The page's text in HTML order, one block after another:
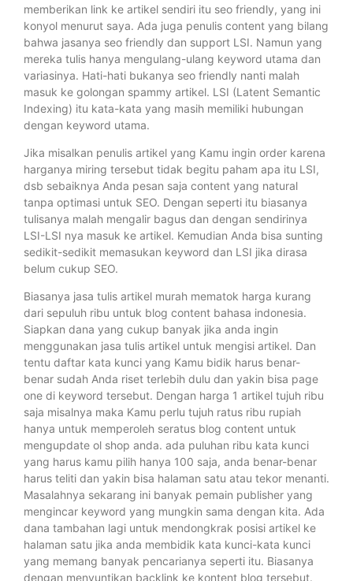
memberikan link ke artikel sendiri itu seo friendly, yang ini
konyol menurut saya. Ada juga penulis content yang bilang
bahwa jasanya seo friendly dan support LSI. Namun yang
mereka tulis hanya mengulang-ulang keyword utama dan
variasinya. Hati-hati bukanya seo friendly nanti malah
masuk ke golongan spammy artikel. LSI (Latent Semantic
Indexing) itu kata-kata yang masih memiliki hubungan
dengan keyword utama.
Jika misalkan penulis artikel yang Kamu ingin order karena
harganya miring tersebut tidak begitu paham apa itu LSI,
dsb sebaiknya Anda pesan saja content yang natural
tanpa optimasi untuk SEO. Dengan seperti itu biasanya
tulisanya malah mengalir bagus dan dengan sendirinya
LSI-LSI nya masuk ke artikel. Kemudian Anda bisa sunting
sedikit-sedikit memasukan keyword dan LSI jika dirasa
belum cukup SEO.
Biasanya jasa tulis artikel murah mematok harga kurang
dari sepuluh ribu untuk blog content bahasa indonesia.
Siapkan dana yang cukup banyak jika anda ingin
menggunakan jasa tulis artikel untuk mengisi artikel. Dan
tentu daftar kata kunci yang Kamu bidik harus benar-
benar sudah Anda riset terlebih dulu dan yakin bisa page
one di keyword tersebut. Dengan harga 1 artikel tujuh ribu
saja misalnya maka Kamu perlu tujuh ratus ribu rupiah
hanya untuk memperoleh seratus blog content untuk
mengupdate ol shop anda. ada puluhan ribu kata kunci
yang harus kamu pilih hanya 100 saja, anda benar-benar
harus teliti dan yakin bisa halaman satu atau tekor menanti.
Masalahnya sekarang ini banyak pemain publisher yang
mengincar keyword yang mungkin sama dengan kita. Ada
dana tambahan lagi untuk mendongkrak posisi artikel ke
halaman satu jika anda membidik kata kunci-kata kunci
yang memang banyak pencarianya seperti itu. Biasanya
dengan menyuntikan backlink ke kontent blog tersebut.